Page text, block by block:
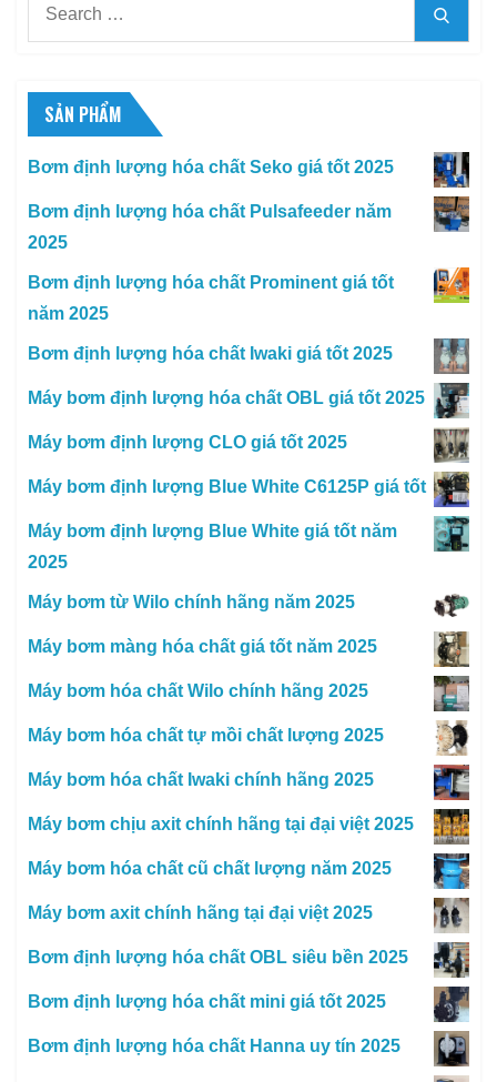
SẢN PHẨM
Bơm định lượng hóa chất Seko giá tốt 2025
Bơm định lượng hóa chất Pulsafeeder năm
2025
Bơm định lượng hóa chất Prominent giá tốt
năm 2025
Bơm định lượng hóa chất Iwaki giá tốt 2025
Máy bơm định lượng hóa chất OBL giá tốt 2025
Máy bơm định lượng CLO giá tốt 2025
Máy bơm định lượng Blue White C6125P giá tốt
Máy bơm định lượng Blue White giá tốt năm
2025
Máy bơm từ Wilo chính hãng năm 2025
Máy bơm màng hóa chất giá tốt năm 2025
Máy bơm hóa chất Wilo chính hãng 2025
Máy bơm hóa chất tự mồi chất lượng 2025
Máy bơm hóa chất Iwaki chính hãng 2025
Máy bơm chịu axit chính hãng tại đại việt 2025
Máy bơm hóa chất cũ chất lượng năm 2025
Máy bơm axit chính hãng tại đại việt 2025
Bơm định lượng hóa chất OBL siêu bền 2025
Bơm định lượng hóa chất mini giá tốt 2025
Bơm định lượng hóa chất Hanna uy tín 2025